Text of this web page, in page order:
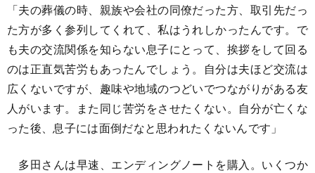
「夫の葬儀の時、親族や会社の同僚だった方、取引先だっ
た方が多く参列してくれて、私はうれしかったんです。で
も夫の交流関係を知らない息子にとって、挨拶をして回る
のは正直気苦労もあったんでしょう。自分は夫ほど交流は
広くないですが、趣味や地域のつどいでつながりがある友
人がいます。また同じ苦労をさせたくない。自分が亡くな
った後、息子には面倒だなと思われたくないんです」
多田さんは早速、エンディングノートを購入。いくつか